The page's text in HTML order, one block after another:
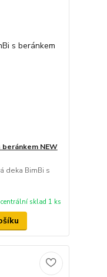
NEW
deka BimBi s
centrální sklad 1 ks